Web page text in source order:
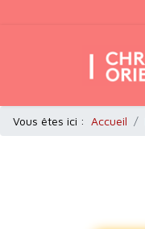
Vous êtes ici : Accueil